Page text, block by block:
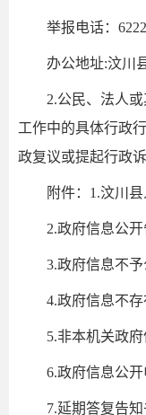
举报电话：
办公地址:汶川
2.公民、法人
工作中的具体行政
政复议或提起行政诉
附件：1.汶川
2.政府信息公
3.政府信息不
4.政府信息不
5.非本机关政
6.政府信息公
7.延期答复告知